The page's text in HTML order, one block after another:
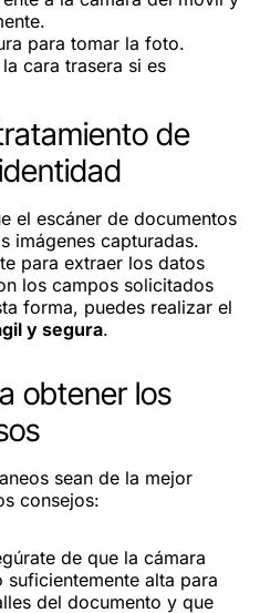
para tomar la foto.
cara trasera si es
de
el escáner de documentos
imágenes capturadas.
para extraer los datos
los campos solicitados
forma, puedes realizar el
y segura.
obtener los
sean de la mejor
consejos:
de que la cámara
alta para
del documento y que